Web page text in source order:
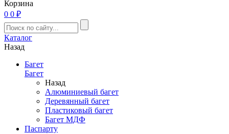
Корзина
0 0 ₽
Каталог
Назад
Багет
Багет
Назад
Алюминиевый багет
Деревянный багет
Пластиковый багет
Багет МДФ
Паспарту